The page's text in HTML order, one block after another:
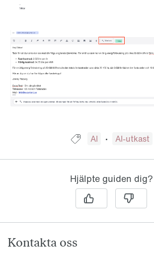
Guide taggad med:
AI AI-utkast
Hjälpte guiden dig?
Kontakta oss